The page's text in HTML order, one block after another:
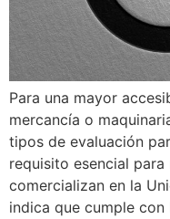
Para una mayor
mercancía o
tipos de evaluación
requisito esencial
comercializan en la
indica que cumple